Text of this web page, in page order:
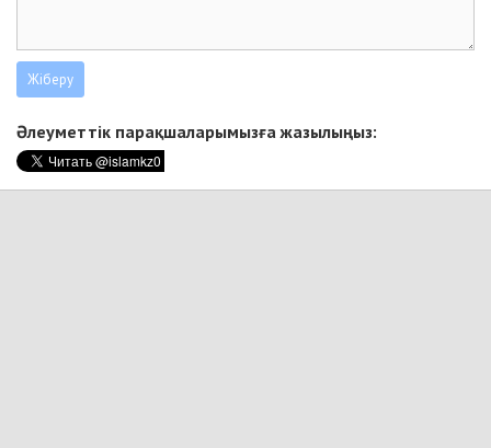
Әлеуметтік парақшаларымызға жазылыңыз: